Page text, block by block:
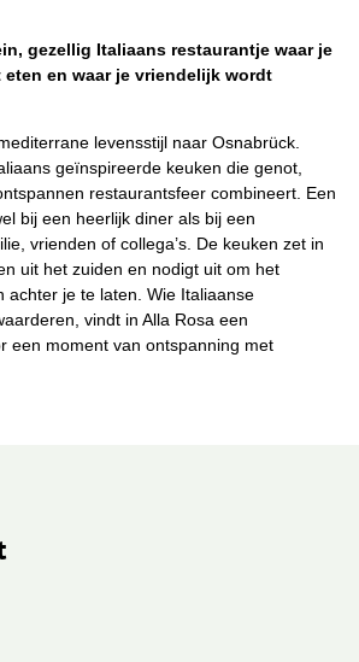
gezellig Italiaans restaurantje waar je
eten en waar je vriendelijk wordt
levensstijl naar Osnabrück.
geïnspireerde keuken die genot,
restaurantsfeer combineert. Een
bij een heerlijk diner als bij een
vrienden of collega’s. De keuken zet in
uit het zuiden en nodigt uit om het
achter je te laten. Wie Italiaanse
vindt in Alla Rosa een
een moment van ontspanning met